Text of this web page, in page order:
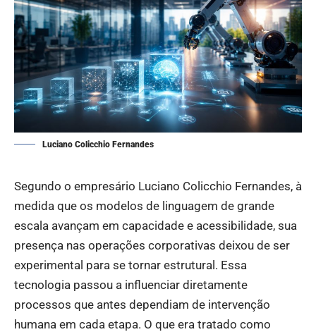
Luciano Colicchio Fernandes
Segundo o empresário Luciano Colicchio Fernandes, à
medida que os modelos de linguagem de grande
escala avançam em capacidade e acessibilidade, sua
presença nas operações corporativas deixou de ser
experimental para se tornar estrutural. Essa
tecnologia passou a influenciar diretamente
processos que antes dependiam de intervenção
humana em cada etapa. O que era tratado como